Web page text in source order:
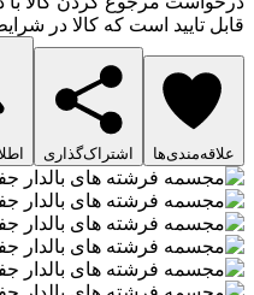
قابل تایید است که کالا در
علاقه‌مندی‌ها اشتراک‌گذاری